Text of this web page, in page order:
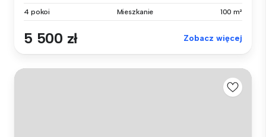
4 pokoi Mieszkanie 100 m²
5 500 zł Zobacz więcej